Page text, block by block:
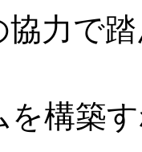
協力で
を構築